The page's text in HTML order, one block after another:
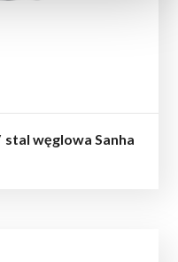
stal węglowa Sanha